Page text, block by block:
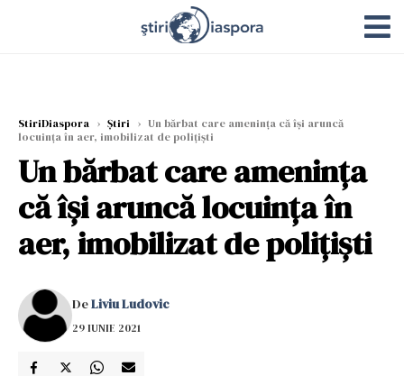
StiriDiaspora › Știri › Un bărbat care ameninţa că îşi aruncă
locuinţa în aer, imobilizat de poliţişti
Un bărbat care ameninţa
că îşi aruncă locuinţa în
aer, imobilizat de poliţişti
DeLiviu Ludovic
29 IUNIE 2021